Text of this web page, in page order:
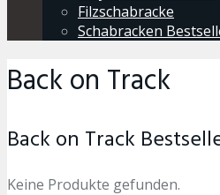
Filzschabracke
Schabracken
Back on Track
Back on Track
Keine Produkte gefunden.